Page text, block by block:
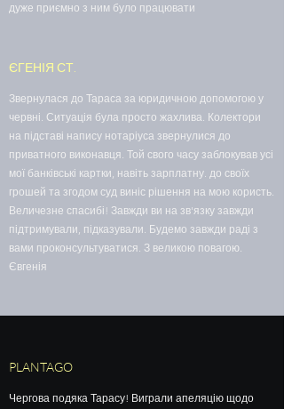
дуже приємно з ним було працювати
ЄГЕНІЯ СТ.
Звернулася до Тараса за юридичною допомогою у
червні. Ситуація була просто жахлива. Колектори
на підставі напису нотаріуса звернулися до
приватного виконавця. Той свого часу заблокував усі
мої банківські картки, навіть зарплатну. до своїх
грошей та згодом суд виніс рішення на мою користь.
Величезне спасибі! Завжди ви на зв'язку завжди
підтримували, підказували. Будемо завжди раді з
вами проконсультуватися. З великою повагою.
Євгенія
PLANTAGO
Чергова подяка Тарасу! Виграли апеляцію щодо